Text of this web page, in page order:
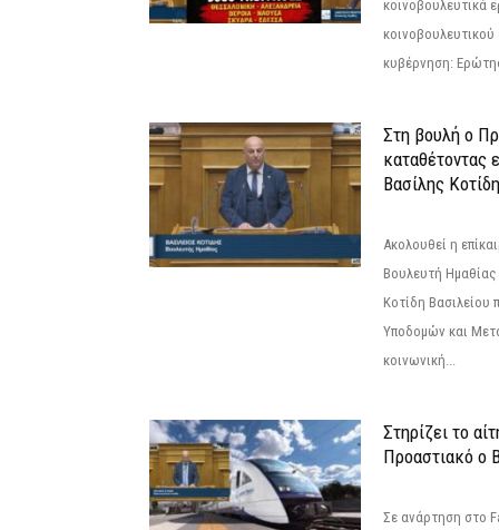
κοινοβουλευτικά
κυβέρνηση:
Στη βουλή ο
καταθέτοντας
Βασίλης
Ακολουθεί η
Βουλευτή
Κοτίδη Βασιλείου
Υποδομών και
κοινωνική...
Στηρίζει το
Προαστιακό ο
Σε ανάρτηση στο